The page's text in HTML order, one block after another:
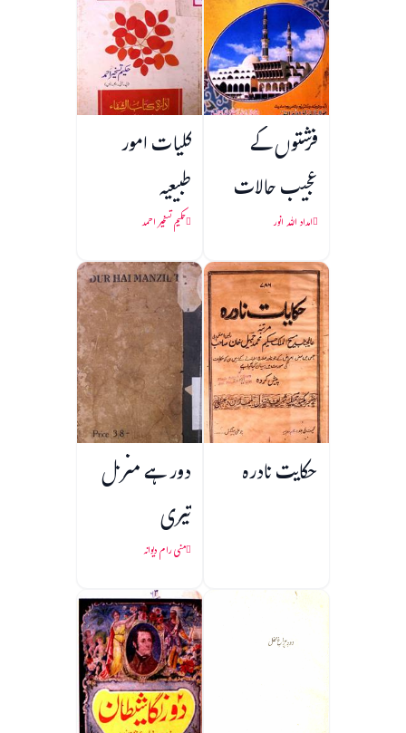
فرشتوں کے
عجیب حالات
امداد اللہ انور
کلیات امور
طبیعیہ
حکیم تسخیر احمد
حکایت نادرہ دور ہے منزل
تیری
منی رام دیوانہ